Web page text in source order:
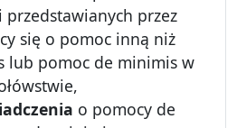
przez
się o pomoc inną niż
lub pomoc de minimis w
o pomocy de